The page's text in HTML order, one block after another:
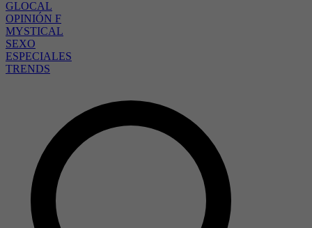
GLOCAL
OPINIÓN F
MYSTICAL
SEXO
ESPECIALES
TRENDS